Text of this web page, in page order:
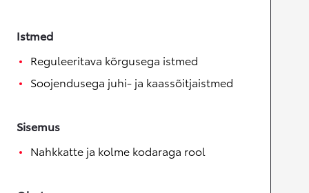
Istmed
Reguleeritava kõrgusega istmed
Soojendusega juhi- ja kaassõitjaistmed
Sisemus
Nahkkatte ja kolme kodaraga rool